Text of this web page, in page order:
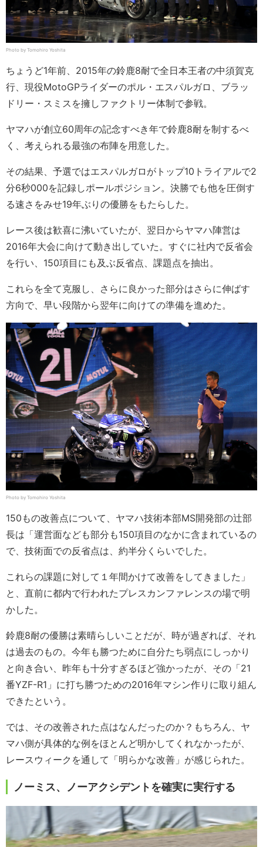
Photo by Tomohiro Yoshita
ちょうど1年前、2015年の鈴鹿8耐で全日本王者の中須賀克
行、現役MotoGPライダーのポル・エスパルガロ、ブラッ
ドリー・スミスを擁しファクトリー体制で参戦。
ヤマハが創立60周年の記念すべき年で鈴鹿8耐を制するべ
く、考えられる最強の布陣を用意した。
その結果、予選ではエスパルガロがトップ10トライアルで2
分6秒000を記録しポールポジション。決勝でも他を圧倒す
る速さをみせ19年ぶりの優勝をもたらした。
レース後は歓喜に沸いていたが、翌日からヤマハ陣営は
2016年大会に向けて動き出していた。すぐに社内で反省会
を行い、150項目にも及ぶ反省点、課題点を抽出。
これらを全て克服し、さらに良かった部分はさらに伸ばす
方向で、早い段階から翌年に向けての準備を進めた。
Photo by Tomohiro Yoshita
150もの改善点について、ヤマハ技術本部MS開発部の辻部
長は「運営面なども部分も150項目のなかに含まれているの
で、技術面での反省点は、約半分くらいでした。
これらの課題に対して１年間かけて改善をしてきました」
と、直前に都内で行われたプレスカンファレンスの場で明
かした。
鈴鹿8耐の優勝は素晴らしいことだが、時が過ぎれば、それ
は過去のもの。今年も勝つために自分たち弱点にしっかり
と向き合い、昨年も十分すぎるほど強かったが、その「21
番YZF-R1」に打ち勝つための2016年マシン作りに取り組ん
できたという。
では、その改善された点はなんだったのか？もちろん、ヤ
マハ側が具体的な例をほとんど明かしてくれなかったが、
レースウィークを通して「明らかな改善」が感じられた。
ノーミス、ノーアクシデントを確実に実行する